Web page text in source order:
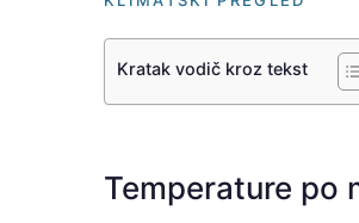
Kratak vodič kroz tekst
Temperature po